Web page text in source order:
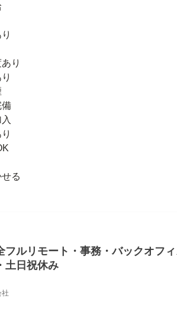
り
備
る
フルリモート・事務・バックオフ
土日祝休み